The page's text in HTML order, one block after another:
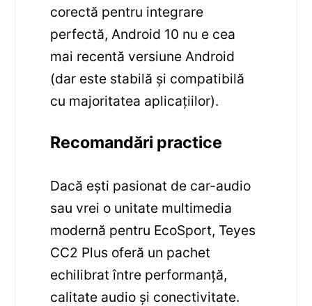
corectă pentru integrare
perfectă, Android 10 nu e cea
mai recentă versiune Android
(dar este stabilă și compatibilă
cu majoritatea aplicațiilor).
Recomandări practice
Dacă ești pasionat de car-audio
sau vrei o unitate multimedia
modernă pentru EcoSport, Teyes
CC2 Plus oferă un pachet
echilibrat între performanță,
calitate audio și conectivitate.